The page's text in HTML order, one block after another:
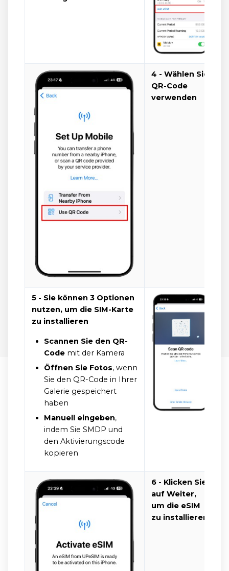
4 - Wählen Sie
QR-Code
verwenden
5 - Sie können 3 Optionen
nutzen, um die SIM-Karte
zu installieren
Scannen Sie den QR-
Codemit der Kamera
Öffnen Sie Fotos, wenn
Sie den QR-Code in Ihrer
Galerie gespeichert
haben
Manuell eingeben,
indem Sie SMDP und
den Aktivierungscode
kopieren
6 - Klicken Sie
auf Weiter,
um die eSIM
zu installieren